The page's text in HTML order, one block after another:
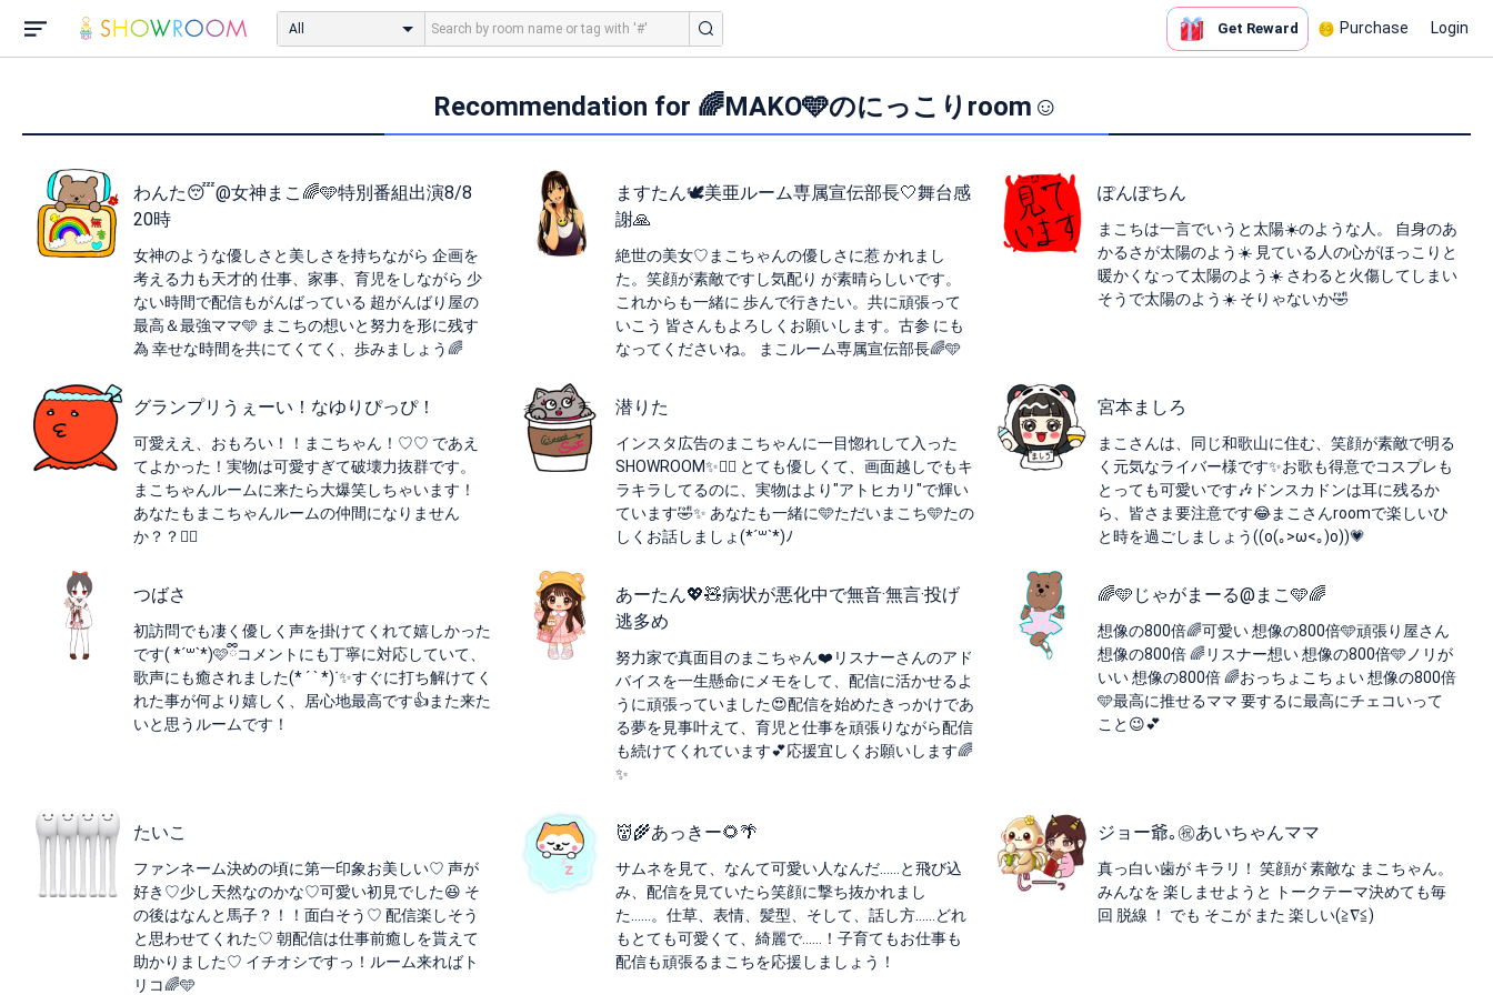
All Get Reward Purchase Login
Recommendation for 🌈MAKO🩵のにっこりroom☺︎
わんた😴@女神まこ🌈🩵特別番組出演8/8
20時
女神のような優しさと美しさを持ちながら 企画を
考える力も天才的 仕事、家事、育児をしながら 少
ない時間で配信もがんばっている 超がんばり屋の
最高＆最強ママ🩵 まこちの想いと努力を形に残す
為 幸せな時間を共にてくてく、歩みましょう🌈
ますたん🕊‎美亜ルーム専属‎宣伝部長︎︎🤍舞台感
謝🙏
絶世の美女♡まこちゃんの優しさに惹 かれまし
た。笑顔が素敵ですし気配り が素晴らしいです。
これからも一緒に 歩んで行きたい。共に頑張って
いこう 皆さんもよろしくお願いします。古参 にも
なってくださいね。 まこルーム専属宣伝部長🌈🩵
ぽんぽちん
まこちは一言でいうと太陽☀️のような人。 自身のあ
かるさが太陽のよう☀️ 見ている人の心がほっこりと
暖かくなって太陽のよう☀️ さわると火傷してしまい
そうで太陽のよう☀️ そりゃないか🤣
グランプリうぇーい！なゆりぴっぴ！
可愛ええ、おもろい！！まこちゃん！♡♡ であえ
てよかった！実物は可愛すぎて破壊力抜群です。
まこちゃんルームに来たら大爆笑しちゃいます！
あなたもまこちゃんルームの仲間になりません
か？？👯‍♀️
潜りた
インスタ広告のまこちゃんに一目惚れして入った
SHOWROOM✨👰‍♀️ とても優しくて、画面越しでもキ
ラキラしてるのに、実物はより"アトヒカリ"で輝い
ています🤣✨ あなたも一緒に🩵ただいまこち🩵たの
しくお話しましょ(*´꒳`*)ﾉ
宮本ましろ
まこさんは、同じ和歌山に住む、笑顔が素敵で明る
く元気なライバー様です✨️お歌も得意でコスプレも
とっても可愛いです🎶ドンスカドンは耳に残るか
ら、皆さま要注意です😂まこさんroomで楽しいひ
と時を過ごしましょう((o(｡>ω<｡)o))💗
つばさ
初訪問でも凄く優しく声を掛けてくれて嬉しかった
です( *´꒳`*)🩷ྀིコメントにも丁寧に対応していて、
歌声にも癒されました(* ´ ` *)ᐝ✨すぐに打ち解けてく
れた事が何より嬉しく、居心地最高です👍また来た
いと思うルームです！
あーたん💖🧸病状が悪化中で無音·無言·投げ
逃多め
努力家で真面目のまこちゃん❤️リスナーさんのアド
バイスを一生懸命にメモをして、配信に活かせるよ
うに頑張っていました😍配信を始めたきっかけであ
る夢を見事叶えて、育児と仕事を頑張りながら配信
も続けてくれています💕応援宜しくお願いします🌈
✨
🌈🩵じゃがまーる@まこ🩵🌈
想像の800倍🌈可愛い 想像の800倍🩵頑張り屋さん
想像の800倍 🌈リスナー想い 想像の800倍🩵ノリが
いい 想像の800倍 🌈おっちょこちょい 想像の800倍
🩵最高に推せるママ 要するに最高にチェコいって
こと😉💕
たいこ
ファンネーム決めの頃に第一印象お美しい♡ 声が
好き♡少し天然なのかな♡可愛い初見でした😆 そ
の後はなんと馬子？！！面白そう♡ 配信楽しそう
と思わせてくれた♡ 朝配信は仕事前癒しを貰えて
助かりました♡ イチオシですっ！ルーム来ればト
リコ🌈🩵
👹🌾あっきー🌻🌴
サムネを見て、なんて可愛い人なんだ……と飛び込
み、配信を見ていたら笑顔に撃ち抜かれまし
た……。仕草、表情、髪型、そして、話し方……どれ
もとても可愛くて、綺麗で……！子育てもお仕事も
配信も頑張るまこちを応援しましょう！
ジョー爺｡㊗️あいちゃんママ
真っ白い歯が キラリ！ 笑顔が 素敵な まこちゃん。
みんなを 楽しませようと トークテーマ決めても毎
回 脱線 ！ でも そこが また 楽しい(≧∇≦)